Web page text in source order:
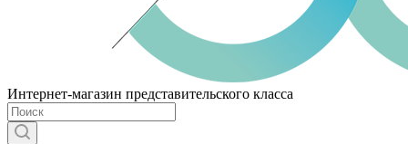
Интернет-магазин представительского класса